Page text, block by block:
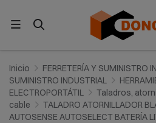
Inicio
FERRETERÍA Y SUMINISTRO
SUMINISTRO INDUSTRIAL
ELECTROPORTÁTIL
Taladros,
cable
TALADRO ATORNILLADOR
AUTOSENSE AUTOSELECT BATERÍA